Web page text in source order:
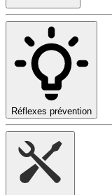
Réflexes prévention